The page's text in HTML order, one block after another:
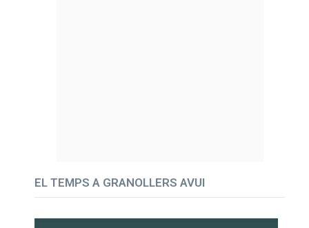
EL TEMPS A GRANOLLERS AVUI